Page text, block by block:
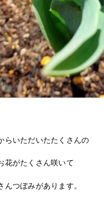
らいただいたたくさんの
花がたくさん咲いて
んつぼみがあります。